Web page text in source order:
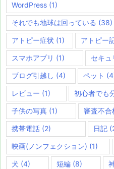
WordPress (1)
それでも地球は回っている (38)
アトピー症状 (1) アトピー
スマホアプリ (1) セキュ
ブログ引越し (4) ペット
レビュー (1) 初心者でも
子供の写真 (1) 審査不合
携帯電話 (2) 日記
映画(ノンフェクション) (1)
犬 (4) 短編 (8)